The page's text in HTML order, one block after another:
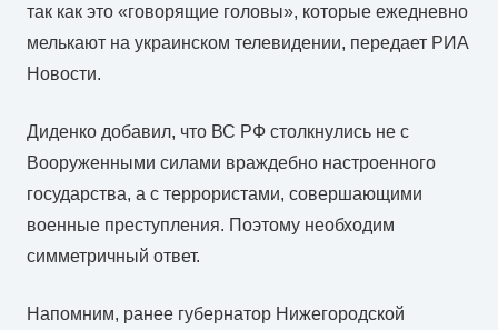
так как это «говорящие головы», которые ежедневно
мелькают на украинском телевидении, передает РИА
Новости.
Диденко добавил, что ВС РФ столкнулись не с
Вооруженными силами враждебно настроенного
государства, а с террористами, совершающими
военные преступления. Поэтому необходим
симметричный ответ.
Напомним, ранее губернатор Нижегородской